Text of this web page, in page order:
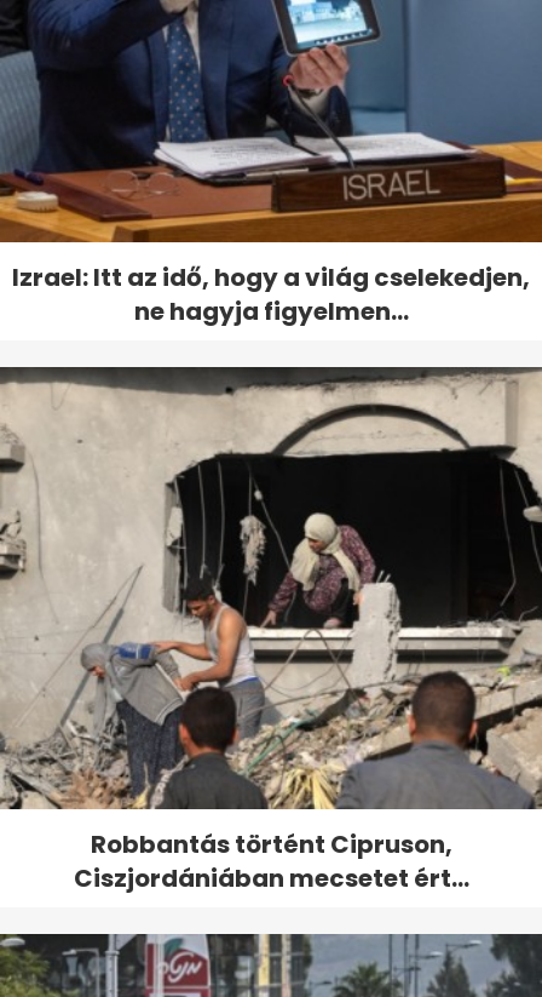
Izrael: Itt az idő, hogy a világ cselekedjen,
ne hagyja figyelmen...
Robbantás történt Cipruson,
Ciszjordániában mecsetet ért...